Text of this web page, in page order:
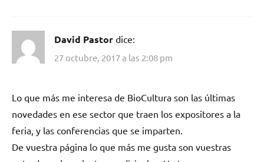
David Pastor dice:
27 octubre, 2017 a las 2:08 pm
Lo que más me interesa de BioCultura son las últimas
novedades en ese sector que traen los expositores a la
feria, y las conferencias que se imparten.
De vuestra página lo que más me gusta son vuestras